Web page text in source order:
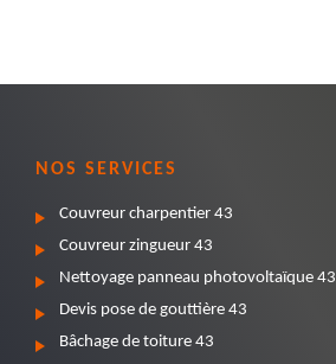
NOS SERVICES
Couvreur charpentier 43
Couvreur zingueur 43
Nettoyage panneau photovoltaïque 43
Devis pose de gouttière 43
Bâchage de toiture 43